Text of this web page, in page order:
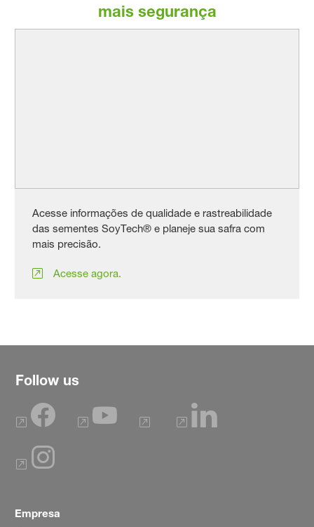
mais segurança
Acesse informações de qualidade e rastreabilidade
das sementes SoyTech® e planeje sua safra com
mais precisão.
Acesse agora.
Follow us
Empresa